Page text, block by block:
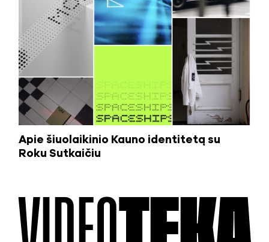
Apie šiuolaikinio Kauno identitetą su
Roku Sutkaičiu